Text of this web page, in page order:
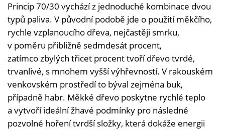
Princip 70/30 vychází z jednoduché kombinace dvou
typů paliva. V původní podobě jde o použití měkčího,
rychle vzplanoucího dřeva, nejčastěji smrku,
v poměru přibližně sedmdesát procent,
zatímco zbylých třicet procent tvoří dřevo tvrdé,
trvanlivé, s mnohem vyšší výhřevností. V rakouském
venkovském prostředí to býval zejména buk,
případně habr. Měkké dřevo poskytne rychlé teplo
a vytvoří ideální žhavé podmínky pro následné
pozvolné hoření tvrdší složky, která dokáže energii